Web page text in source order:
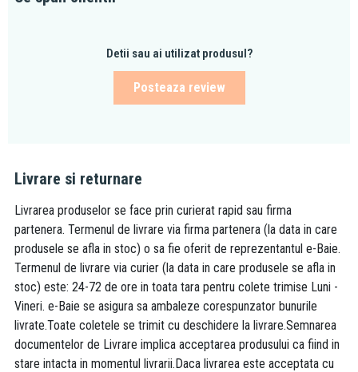
Detii sau ai utilizat produsul?
Posteaza review
Livrare si returnare
Livrarea produselor se face prin curierat rapid sau firma
partenera. Termenul de livrare via firma partenera (la data in care
produsele se afla in stoc) o sa fie oferit de reprezentantul e-Baie.
Termenul de livrare via curier (la data in care produsele se afla in
stoc) este: 24-72 de ore in toata tara pentru colete trimise Luni -
Vineri. e-Baie se asigura sa ambaleze corespunzator bunurile
livrate.Toate coletele se trimit cu deschidere la livrare.Semnarea
documentelor de Livrare implica acceptarea produsului ca fiind in
stare intacta in momentul livrarii.Daca livrarea este acceptata cu